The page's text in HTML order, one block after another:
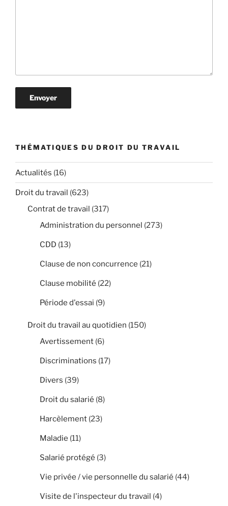
THÉMATIQUES DU DROIT DU TRAVAIL
Actualités (16)
Droit du travail (623)
Contrat de travail (317)
Administration du personnel (273)
CDD (13)
Clause de non concurrence (21)
Clause mobilité (22)
Période d'essai (9)
Droit du travail au quotidien (150)
Avertissement (6)
Discriminations (17)
Divers (39)
Droit du salarié (8)
Harcèlement (23)
Maladie (11)
Salarié protégé (3)
Vie privée / vie personnelle du salarié (44)
Visite de l'inspecteur du travail (4)